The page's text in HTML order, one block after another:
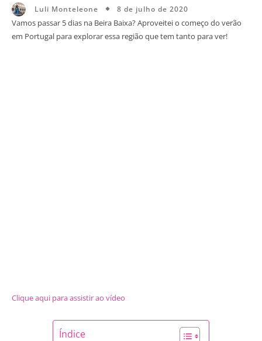
Luli Monteleone 8 de julho de 2020
Vamos passar 5 dias na Beira Baixa? Aproveitei o começo do verão
em Portugal para explorar essa região que tem tanto para ver!
Clique aqui para assistir ao vídeo
Índice